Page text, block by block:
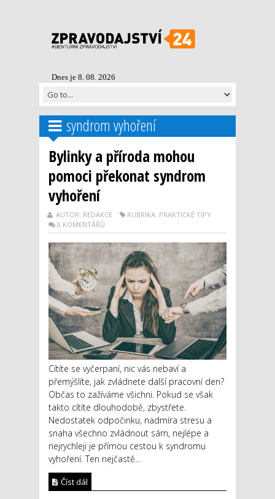
Dnes je 8. 08. 2026
syndrom vyhoření
Bylinky a příroda mohou
pomoci překonat syndrom
vyhoření
AUTOR: REDAKCE
RUBRIKA: PRAKTICKÉ TIPY
0 KOMENTÁŘŮ
Cítíte se vyčerpaní, nic vás nebaví a
přemýšlíte, jak zvládnete další pracovní den?
Občas to zažíváme všichni. Pokud se však
takto cítíte dlouhodobě, zbystřete.
Nedostatek odpočinku, nadmíra stresu a
snaha všechno zvládnout sám, nejlépe a
nejrychleji je přímou cestou k syndromu
vyhoření. Ten nejčastě...
Číst dál